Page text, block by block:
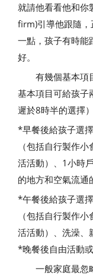
就請他看看他和你
firm)引導他跟隨
一點，孩子有時能
好。
有幾個基本項目
基本項目可給孩子
遲於8時半的選擇）
*早餐後給孩子選
（包括自行製作
活活動）、1小時
的地方和空氣流通
*午餐後給孩子選
（包括自行製作
活活動）、洗澡、
*晚餐後自由活動
一般家庭最忽略